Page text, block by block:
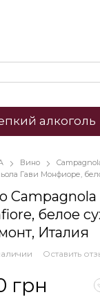
алкоголь
Вино
Гави Монфиоре,
Campagnola
белое
Италия
Оставить
грн